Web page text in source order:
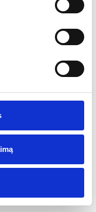
Haut-Brion“
daromi ir baltieji, ir
net svaresni už
daug drėgmės.
vynmedžiai pabudo
anksti.
Vyno žurnalas